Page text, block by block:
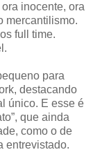
inocente, ora
mercantilismo.
full time.
para
destacando
único. E esse é
que ainda
como o de
entrevistado.